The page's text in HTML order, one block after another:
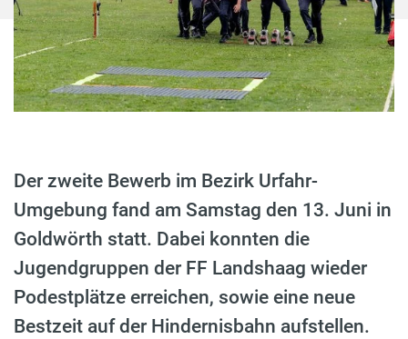
Der zweite Bewerb im Bezirk Urfahr-
Umgebung fand am Samstag den 13. Juni in
Goldwörth statt. Dabei konnten die
Jugendgruppen der FF Landshaag wieder
Podestplätze erreichen, sowie eine neue
Bestzeit auf der Hindernisbahn aufstellen.